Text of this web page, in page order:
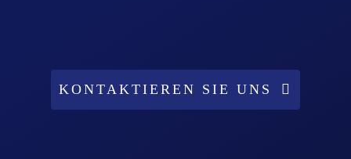
KONTAKTIEREN SIE UNS